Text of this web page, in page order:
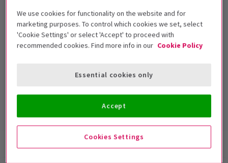
Fechas de función
19th April 2017 at 6.30pm
London Palladium
Duración: TBC
Información del espectáculo
We use cookies for functionality on the website and for
marketing purposes. To control which cookies we set, select
'Cookie Settings' or select 'Accept' to proceed with
recommended cookies. Find more info in our Cookie Policy
Cookies Settings
Essential cookies only
Accept